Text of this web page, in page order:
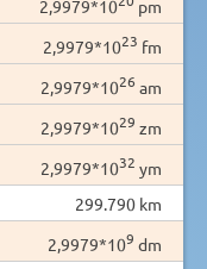
2,9979*10
pm
2,9979*1023 fm
2,9979*1026 am
2,9979*1029 zm
2,9979*1032 ym
299.790 km
2,9979*109 dm